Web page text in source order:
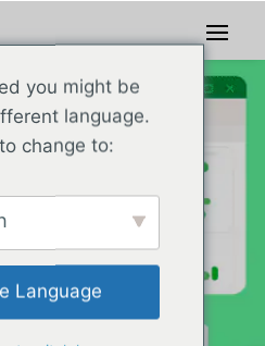
you might be
language.
change to:
Language